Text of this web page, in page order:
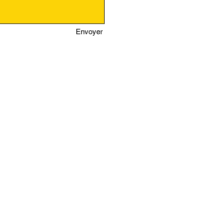
Envoyer